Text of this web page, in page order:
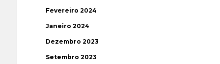
Fevereiro 2024
Janeiro 2024
Dezembro 2023
Setembro 2023